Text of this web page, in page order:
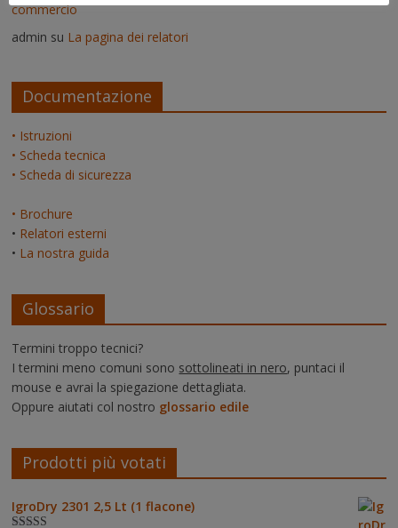
commercio
admin su La pagina dei relatori
Documentazione
• Istruzioni
• Scheda tecnica
• Scheda di sicurezza
• Brochure
• Relatori esterni
• La nostra guida
Glossario
Termini troppo tecnici?
I termini meno comuni sono sottolineati in nero, puntaci il
mouse e avrai la spiegazione dettagliata.
Oppure aiutati col nostro glossario edile
Prodotti più votati
IgroDry 2301 2,5 Lt (1 flacone)